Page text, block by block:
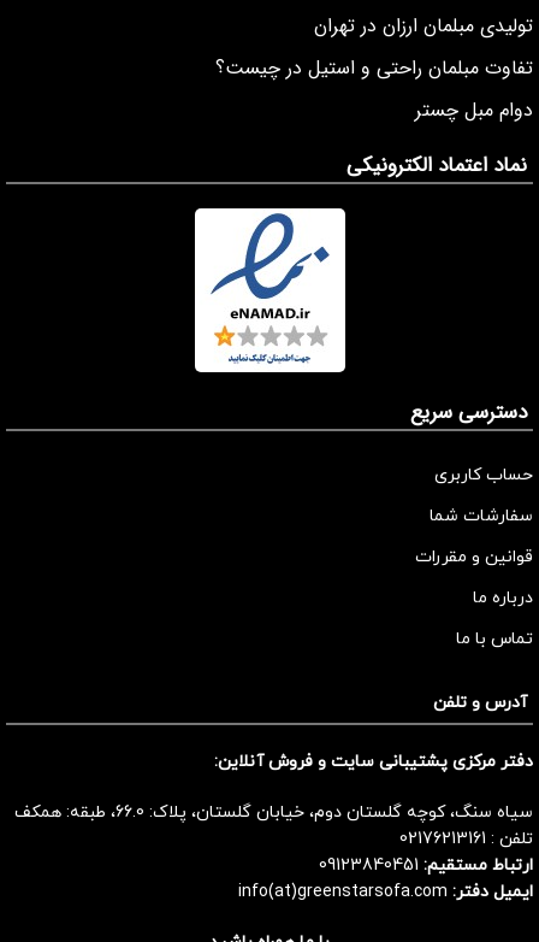
تولیدی مبلمان ارزان در تهران
تفاوت مبلمان راحتی و استیل در چیست؟
دوام مبل چستر
نماد اعتماد الکترونیکی
دسترسی سریع
حساب کاربری
سفارشات شما
قوانین و مقررات
درباره ما
تماس با ما
آدرس و تلفن
دفتر مرکزی پشتیبانی سایت و فروش آنلاین:
سیاه سنگ، کوچه گلستان دوم، خیابان گلستان، پلاک: 66.0، طبقه: همکف
تلفن : 02176213161
ارتباط مستقیم: 09123840451
ایمیل دفتر: